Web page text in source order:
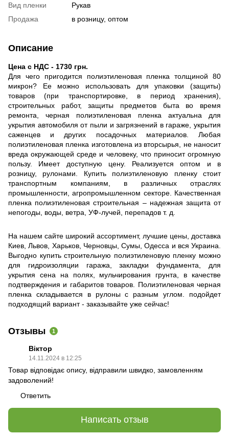
Вид пленки
Рукав
Продажа
в розницу, оптом
Описание
Цена с НДС - 1730 грн.
Для чего пригодится полиэтиленовая пленка толщиной 80
микрон? Ее можно использовать для упаковки (защиты)
товаров (при транспортировке, в период хранения),
строительных работ, защиты предметов быта во время
ремонта, черная полиэтиленовая пленка актуальна для
укрытия автомобиля от пыли и загрязнений в гараже, укрытия
саженцев и других посадочных материалов. Любая
полиэтиленовая пленка изготовлена ​​из вторсырья, не наносит
вреда окружающей среде и человеку, что приносит огромную
пользу. Имеет доступную цену. Реализуется оптом и в
розницу, рулонами. Купить полиэтиленовую пленку стоит
транспортным компаниям, в различных отраслях
промышленности, агропромышленном секторе. Качественная
пленка полиэтиленовая строительная – надежная защита от
непогоды, воды, ветра, УФ-лучей, перепадов т. д.
На нашем сайте широкий ассортимент, лучшие цены, доставка
Киев, Львов, Харьков, Черновцы, Сумы, Одесса и вся Украина.
Выгодно купить строительную полиэтиленовую пленку можно
для гидроизоляции гаража, закладки фундамента, для
укрытия сена на полях, мульчирования грунта, в качестве
подтверждения и габаритов товаров. Полиэтиленовая черная
пленка складывается в рулоны с разным углом. подойдет
подходящий вариант - заказывайте уже сейчас!
Отзывы 1
Віктор
14.11.2024 в 12:25
Товар відповідає опису, відправили швидко, замовленням
задоволений!
Ответить
Написать отзыв